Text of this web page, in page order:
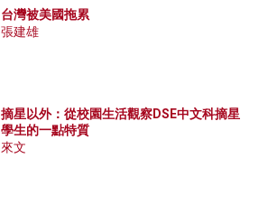
台灣被美國拖累
張建雄
摘星以外：從校園生活觀察DSE中文科摘星
學生的一點特質
來文